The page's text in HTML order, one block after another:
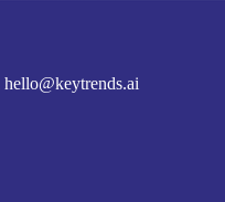
hello@keytrends.ai